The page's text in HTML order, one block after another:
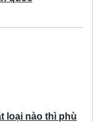
loại nào thì phù